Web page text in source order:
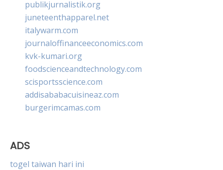
publikjurnalistik.org
juneteenthapparel.net
italywarm.com
journaloffinanceeconomics.com
kvk-kumari.org
foodscienceandtechnology.com
scisportsscience.com
addisababacuisineaz.com
burgerimcamas.com
ADS
togel taiwan hari ini